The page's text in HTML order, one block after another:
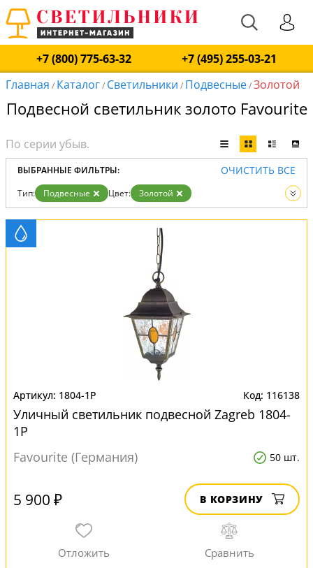
+7 (800) 775-63-32
+7 (495) 255-03-21
Главная / Каталог/ Светильники / Подвесные/Золотой
Подвесной светильник золото Favourite
ВЫБРАННЫЕ ФИЛЬТРЫ: ОЧИСТИТЬ ВСЕ
Тип: Подвесные Цвет:
Золотой
Вид:
Светильники
1804-1P 116138
Уличный светильник подвесной Zagreb 1804-
1P
Favourite (Германия)
50 шт.
5 900 ₽ В КОРЗИНУ